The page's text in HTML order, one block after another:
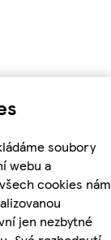
soubory
webu a
cookies nám
jen nezbytné